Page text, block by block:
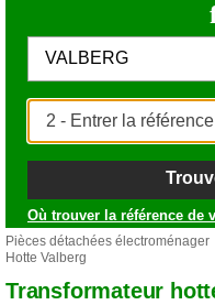
VALBERG
Où trouver la référence de
Pièces détachées électroménager
Hotte Valberg
Transformateur